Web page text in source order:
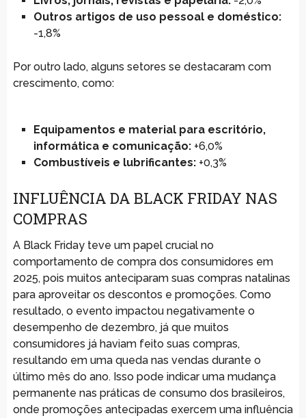
Outros artigos de uso pessoal e doméstico:
-1,8%
Por outro lado, alguns setores se destacaram com
crescimento, como:
Equipamentos e material para escritório,
informática e comunicação:+6,0%
Combustíveis e lubrificantes:+0,3%
INFLUÊNCIA DA BLACK FRIDAY NAS
COMPRAS
A Black Friday teve um papel crucial no
comportamento de compra dos consumidores em
2025, pois muitos anteciparam suas compras natalinas
para aproveitar os descontos e promoções. Como
resultado, o evento impactou negativamente o
desempenho de dezembro, já que muitos
consumidores já haviam feito suas compras,
resultando em uma queda nas vendas durante o
último mês do ano. Isso pode indicar uma mudança
permanente nas práticas de consumo dos brasileiros,
onde promoções antecipadas exercem uma influência